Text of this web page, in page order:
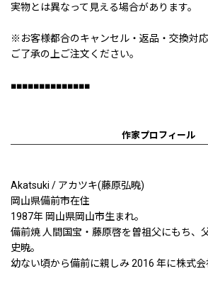
実物とは異なって見える場合があります。
※お客様都合のキャンセル・返品・交換対応
ご了承の上ご注文ください。
■■■■■■■■■■■■■■
作家プロフィール
Akatsuki / アカツキ(藤原弘暁)
岡山県備前市在住
1987年 岡山県岡山市生まれ。
備前焼 人間国宝・藤原啓を曽祖父にもち、
史暁。
幼ない頃から備前に親しみ 2016 年に株式会